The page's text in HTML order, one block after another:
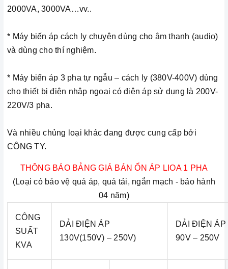
2000VA, 3000VA…vv..
* Máy biến áp cách ly chuyên dùng cho âm thanh (audio)
và dùng cho thí nghiệm.
* Máy biến áp 3 pha tự ngẫu – cách ly (380V-400V) dùng
cho thiết bị điện nhập ngoại có điện áp sử dụng là 200V-
220V/3 pha.
Và nhiều chủng loại khác đang được cung cấp bởi
CÔNG TY.
THÔNG BÁO BẢNG GIÁ BÁN ỔN ÁP LIOA 1 PHA
(Loại có bảo vệ quá áp, quá tải, ngắn mạch - bảo hành
04 năm)
CÔNG
SUẤT
KVA
DẢI ĐIỆN ÁP
130V(150V) – 250V)
DẢI ĐIỆN ÁP
90V – 250V